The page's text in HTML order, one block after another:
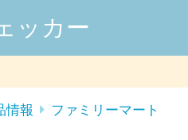
ッカー
情報 ファミリーマート